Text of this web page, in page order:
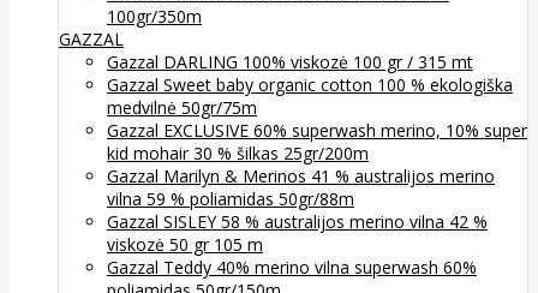
100gr/350m
GAZZAL
Gazzal DARLING 100% viskozė 100 gr / 315 mt
Gazzal Sweet baby organic cotton 100 % ekologiška
medvilnė 50gr/75m
Gazzal EXCLUSIVE 60% superwash merino, 10% super
kid mohair 30 % šilkas 25gr/200m
Gazzal Marilyn & Merinos 41 % australijos merino
vilna 59 % poliamidas 50gr/88m
Gazzal SISLEY 58 % australijos merino vilna 42 %
viskozė 50 gr 105 m
Gazzal Teddy 40% merino vilna superwash 60%